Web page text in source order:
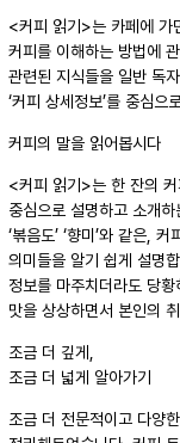
<커피 읽기>는 카페에 가
커피를 이해하는 방법에
관련된 지식들을 일반 독
‘커피 상세정보’를 중심
커피의 말을 읽어봅시다
<커피 읽기>는 한 잔의
중심으로 설명하고 소개하
‘볶음도’ ‘향미’와 같은,
의미들을 알기 쉽게 설명
정보를 마주치더라도 당
맛을 상상하면서 본인의
조금 더 깊게,
조금 더 넓게 알아가기
조금 더 전문적이고 다양